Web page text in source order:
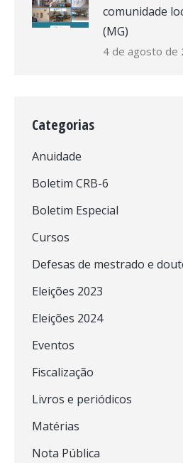
comunidade
(MG)
4 de agosto de
Categorias
Anuidade
Boletim CRB-6
Boletim Especial
Cursos
Defesas de mestrado e
Eleições 2023
Eleições 2024
Eventos
Fiscalização
Livros e periódicos
Matérias
Nota Pública